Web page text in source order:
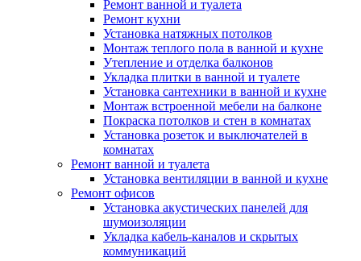
Ремонт ванной и туалета
Ремонт кухни
Установка натяжных потолков
Монтаж теплого пола в ванной и кухне
Утепление и отделка балконов
Укладка плитки в ванной и туалете
Установка сантехники в ванной и кухне
Монтаж встроенной мебели на балконе
Покраска потолков и стен в комнатах
Установка розеток и выключателей в
комнатах
Ремонт ванной и туалета
Установка вентиляции в ванной и кухне
Ремонт офисов
Установка акустических панелей для
шумоизоляции
Укладка кабель-каналов и скрытых
коммуникаций